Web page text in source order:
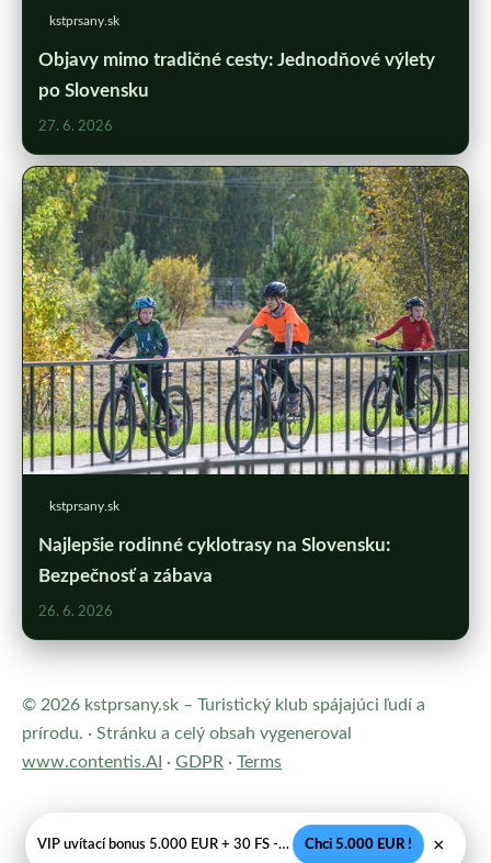
kstprsany.sk
Objavy mimo tradičné cesty: Jednodňové výlety
po Slovensku
27. 6. 2026
kstprsany.sk
Najlepšie rodinné cyklotrasy na Slovensku:
Bezpečnosť a zábava
26. 6. 2026
© 2026 kstprsany.sk – Turistický klub spájajúci ľudí a
prírodu. · Stránku a celý obsah vygeneroval
www.contentis.AI · GDPR · Terms
VIP uvítací bonus 5.000 EUR + 30 FS - Legálne SK casino Chci 5.000 EUR ! ×